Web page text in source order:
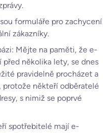
formuláře pro zachycení
zákazníky.
Mějte na paměti, že e-
několika lety, se dnes
pravidelně procházet a
někteří odběratelé
s nimiž se poprvé
spotřebitelé mají e-